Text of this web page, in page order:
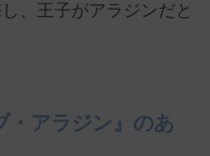
、王子がアラジンだと
・アラジン』のあ